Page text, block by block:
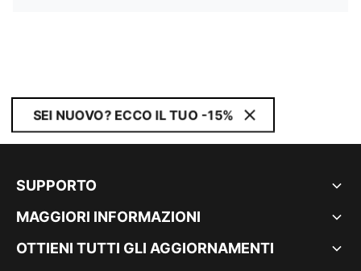
SEI NUOVO? ECCO IL TUO -15%
SUPPORTO
MAGGIORI INFORMAZIONI
OTTIENI TUTTI GLI AGGIORNAMENTI